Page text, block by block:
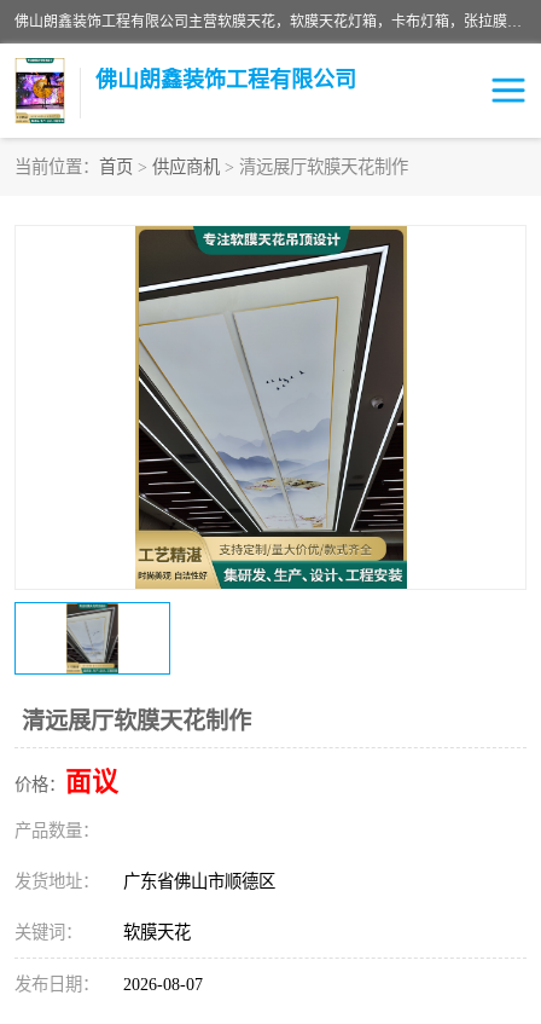
佛山朗鑫装饰工程有限公司主营软膜天花，软膜天花灯箱，卡布灯箱，张拉膜等产品，价格实惠，支持定制；公司专业装饰铺面，家居，会展特装，软膜等工程，技能精良人员，安装快、价格合理，质量保证、热诚与各方有识人士合作，欢迎新老客户来电咨询。
佛山朗鑫装饰工程有限公司
当前位置： 首页 > 供应商机 > 清远展厅软膜天花制作
清远展厅软膜天花制作
价格： 面议
产品数量：
发货地址： 广东省佛山市顺德区
关键词： 软膜天花
发布日期： 2026-08-07
软膜吊顶